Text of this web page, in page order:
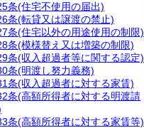
条(住宅不使用の届出)
条(転貸又は譲渡の禁止)
条(住宅以外の用途使用の制限)
条(模様替え又は増築の制限)
条(収入超過者等に関する認定)
条(明渡し努力義務)
条(収入超過者に対する家賃)
条(高額所得者に対する明渡請
条(高額所得者に対する家賃等)